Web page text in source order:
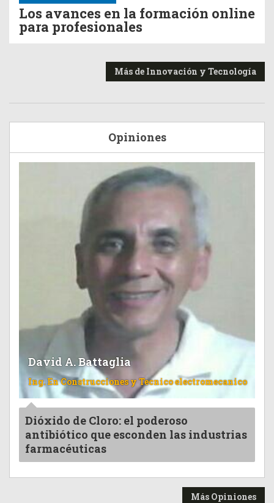
Los avances en la formación online
para profesionales
Más de Innovación y Tecnología
Opiniones
David A. Battaglia
Ing. En Construcciones y Tecnico electromecanico
Dióxido de Cloro: el poderoso
antibiótico que esconden las industrias
farmacéuticas
Más Opiniones